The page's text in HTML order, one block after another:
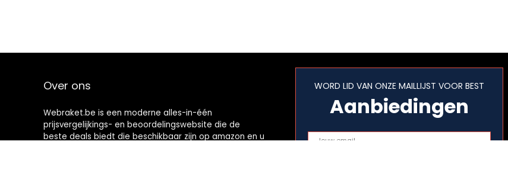
Over ons
Webraket.be is een moderne alles-in-één
prijsvergelijkings- en beoordelingswebsite die de
beste deals biedt die beschikbaar zijn op amazon en u
WORD LID VAN ONZE MAILLIJST VOOR BEST
Aanbiedingen